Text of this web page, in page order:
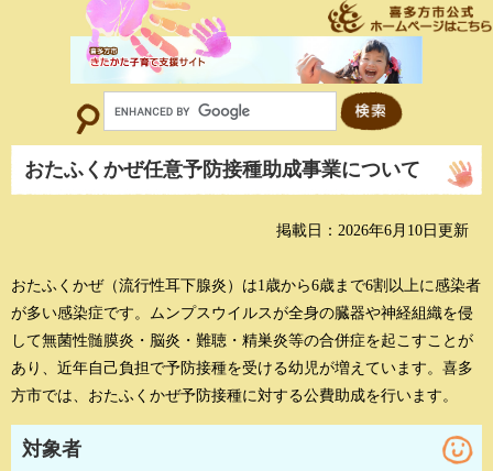
多方市公式ホームページはこちら
おたふくかぜ任意予防接種助成事業について
掲載日：2026年6月10日更新
おたふくかぜ（流行性耳下腺炎）は1歳から6歳まで6割以上に感染者
が多い感染症です。ムンプスウイルスが全身の臓器や神経組織を侵
して無菌性髄膜炎・脳炎・難聴・精巣炎等の合併症を起こすことが
あり、近年自己負担で予防接種を受ける幼児が増えています。喜多
方市では、おたふくかぜ予防接種に対する公費助成を行います。
対象者